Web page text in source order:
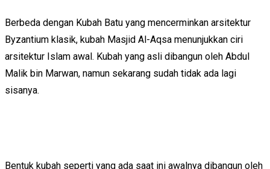
Berbeda dengan Kubah Batu yang mencerminkan arsitektur
Byzantium klasik, kubah Masjid Al-Aqsa menunjukkan ciri
arsitektur Islam awal. Kubah yang asli dibangun oleh Abdul
Malik bin Marwan, namun sekarang sudah tidak ada lagi
sisanya.
Bentuk kubah seperti yang ada saat ini awalnya dibangun oleh